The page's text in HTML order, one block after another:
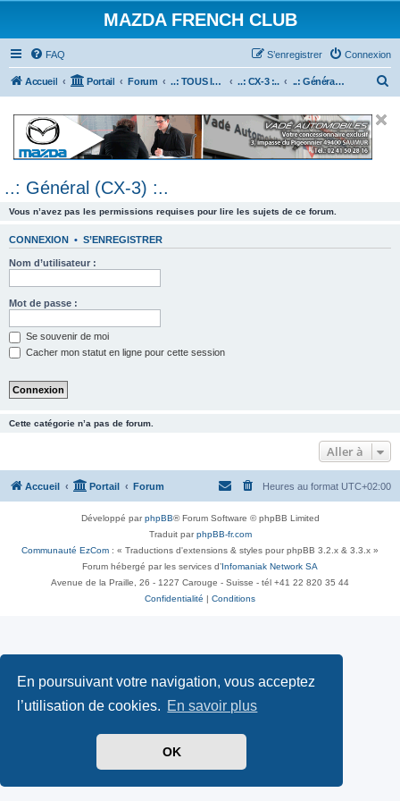
En poursuivant votre navigation, vous acceptez
l’utilisation de cookies. En savoir plus
OK
MAZDA FRENCH CLUB
FAQ Connexion
S’enregistrer
Accueil Portail Forum ..: TOUS les Véhicules MAZDA :.. ..: CX-3 :.. ..: Général (CX-3) :..
e
..: Général (CX-3) :..
Vous n’avez pas les permissions requises pour lire les sujets de ce forum.
CONNEXION • S’ENREGISTRER
Nom d’utilisateur :
Mot de passe :
Se souvenir de moi
Cacher mon statut en ligne pour cette session
Cette catégorie n’a pas de forum.
Aller à
Accueil Portail Forum Heures au format UTC+02:00
Développé parphpBB® Forum Software © phpBB Limited
Traduit parphpBB-fr.com
Communauté EzCom : « Traductions d'extensions & styles pour phpBB 3.2.x & 3.3.x »
Forum hébergé par les services d’ Infomaniak Network SA
Avenue de la Praille, 26 - 1227 Carouge - Suisse - tél +41 22 820 35 44
Confidentialité
Conditions